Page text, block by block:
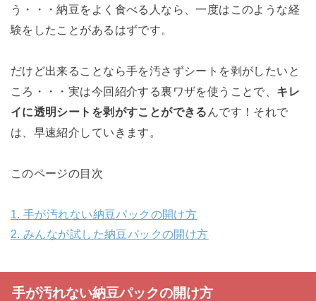
う・・・納豆をよく食べる人なら、一度はこのような経
験をしたことがあるはずです。
だけど出来ることなら手を汚さずシートを剥がしたいと
ころ・・・実は今回紹介する裏ワザを使うことで、 キレ
イに透明シートを剥がすことができる んです！それで
は、早速紹介していきます。
このページの目次
1. 手が汚れない納豆パックの開け方
2. みんなが試した納豆パックの開け方
手が汚れない納豆パックの開け方